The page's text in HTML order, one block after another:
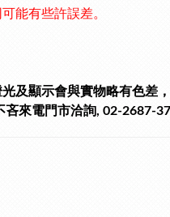
能有些許誤差。
及顯示會與實物略有色差
吝來電門市洽詢, 02-2687-